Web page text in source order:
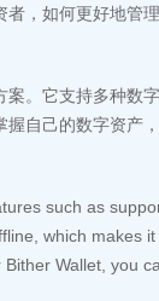
者，如何更好地管
案。它支持多种数
自己的数字资产
such as
which makes it
Wallet, you